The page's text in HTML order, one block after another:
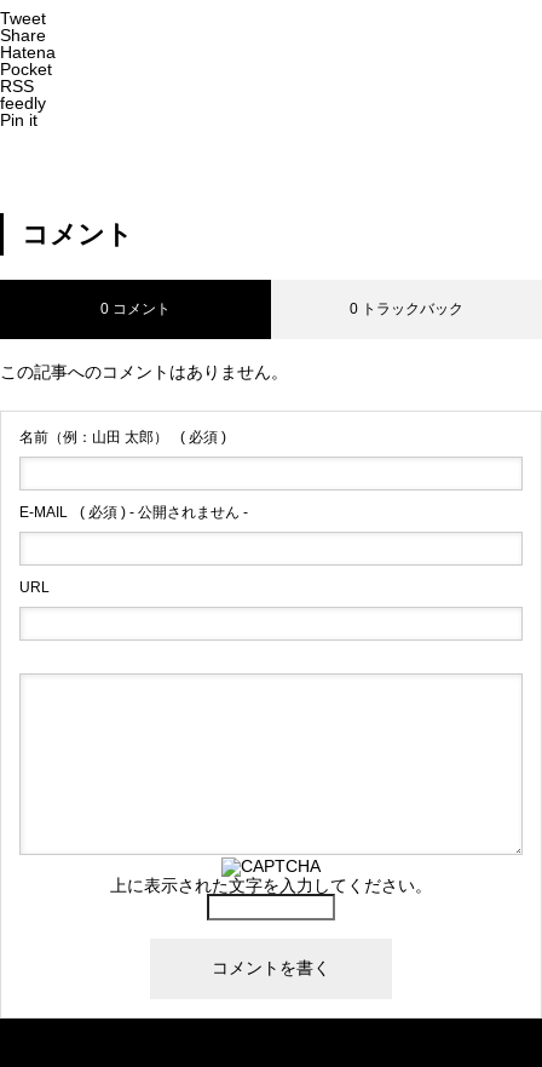
Tweet
Share
Hatena
Pocket
RSS
feedly
Pin it
コメント
0 コメント 0 トラックバック
この記事へのコメントはありません。
名前（例：山田 太郎） ( 必須 )
E-MAIL ( 必須 ) - 公開されません -
URL
上に表示された文字を入力してください。